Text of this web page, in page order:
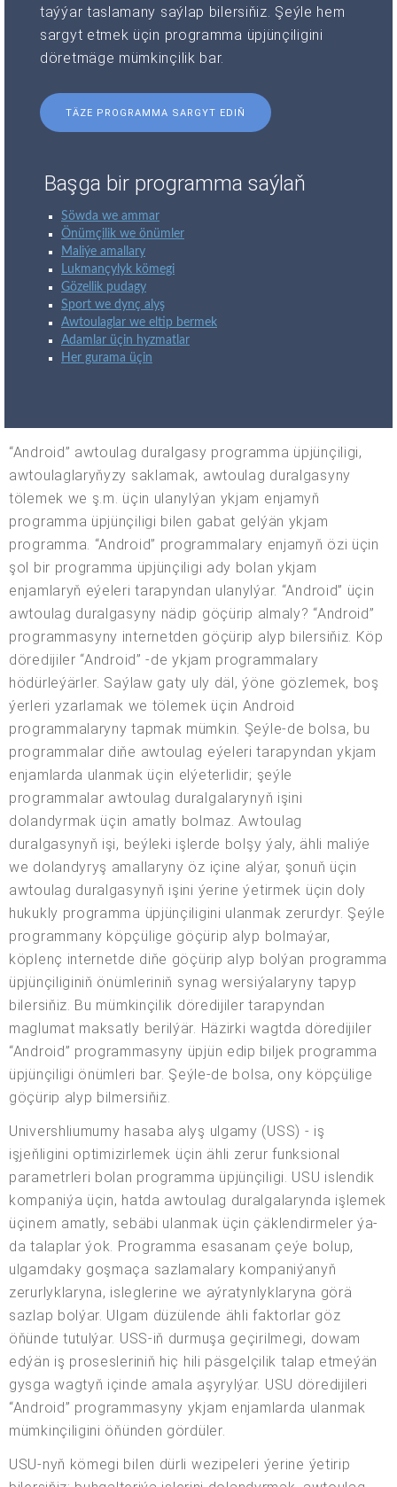
taýýar taslamany saýlap bilersiňiz. Şeýle hem
sargyt etmek üçin programma üpjünçiligini
döretmäge mümkinçilik bar.
TÄZE PROGRAMMA SARGYT EDIŇ
Başga bir programma saýlaň
Söwda we ammar
Önümçilik we önümler
Maliýe amallary
Lukmançylyk kömegi
Gözellik pudagy
Sport we dynç alyş
Awtoulaglar we eltip bermek
Adamlar üçin hyzmatlar
Her gurama üçin
“Android” awtoulag duralgasy programma üpjünçiligi,
awtoulaglaryňyzy saklamak, awtoulag duralgasyny
tölemek we ş.m. üçin ulanylýan ykjam enjamyň
programma üpjünçiligi bilen gabat gelýän ykjam
programma. “Android” programmalary enjamyň özi üçin
şol bir programma üpjünçiligi ady bolan ykjam
enjamlaryň eýeleri tarapyndan ulanylýar. “Android” üçin
awtoulag duralgasyny nädip göçürip almaly? “Android”
programmasyny internetden göçürip alyp bilersiňiz. Köp
döredijiler “Android” -de ykjam programmalary
hödürleýärler. Saýlaw gaty uly däl, ýöne gözlemek, boş
ýerleri yzarlamak we tölemek üçin Android
programmalaryny tapmak mümkin. Şeýle-de bolsa, bu
programmalar diňe awtoulag eýeleri tarapyndan ykjam
enjamlarda ulanmak üçin elýeterlidir; şeýle
programmalar awtoulag duralgalarynyň işini
dolandyrmak üçin amatly bolmaz. Awtoulag
duralgasynyň işi, beýleki işlerde bolşy ýaly, ähli maliýe
we dolandyryş amallaryny öz içine alýar, şonuň üçin
awtoulag duralgasynyň işini ýerine ýetirmek üçin doly
hukukly programma üpjünçiligini ulanmak zerurdyr. Şeýle
programmany köpçülige göçürip alyp bolmaýar,
köplenç internetde diňe göçürip alyp bolýan programma
üpjünçiliginiň önümleriniň synag wersiýalaryny tapyp
bilersiňiz. Bu mümkinçilik döredijiler tarapyndan
maglumat maksatly berilýär. Häzirki wagtda döredijiler
“Android” programmasyny üpjün edip biljek programma
üpjünçiligi önümleri bar. Şeýle-de bolsa, ony köpçülige
göçürip alyp bilmersiňiz.
Univershliumumy hasaba alyş ulgamy (USS) - iş
işjeňligini optimizirlemek üçin ähli zerur funksional
parametrleri bolan programma üpjünçiligi. USU islendik
kompaniýa üçin, hatda awtoulag duralgalarynda işlemek
üçinem amatly, sebäbi ulanmak üçin çäklendirmeler ýa-
da talaplar ýok. Programma esasanam çeýe bolup,
ulgamdaky goşmaça sazlamalary kompaniýanyň
zerurlyklaryna, isleglerine we aýratynlyklaryna görä
sazlap bolýar. Ulgam düzülende ähli faktorlar göz
öňünde tutulýar. USS-iň durmuşa geçirilmegi, dowam
edýän iş prosesleriniň hiç hili päsgelçilik talap etmeýän
gysga wagtyň içinde amala aşyrylýar. USU döredijileri
“Android” programmasyny ykjam enjamlarda ulanmak
mümkinçiligini öňünden gördüler.
USU-nyň kömegi bilen dürli wezipeleri ýerine ýetirip